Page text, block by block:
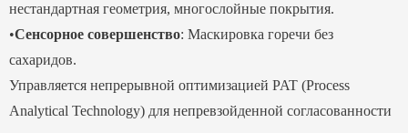
нестандартная геометрия, многослойные покрытия.
•Сенсорное совершенство: Маскировка горечи без
сахаридов.
Управляется непрерывной оптимизацией PAT (Process
Analytical Technology) для непревзойденной согласованности